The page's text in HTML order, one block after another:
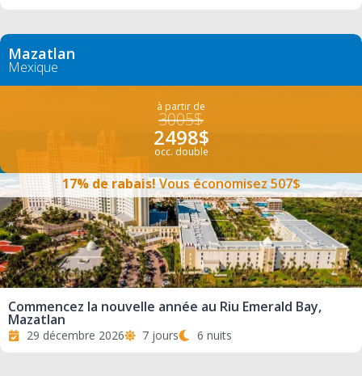
Mazatlan
Mexique
à partir de
3005$
2498$
occ. double
17% de rabais!Vous économisez 507$
Commencez la nouvelle année au Riu Emerald Bay,
Mazatlan
29 décembre 2026 7 jours 6 nuits